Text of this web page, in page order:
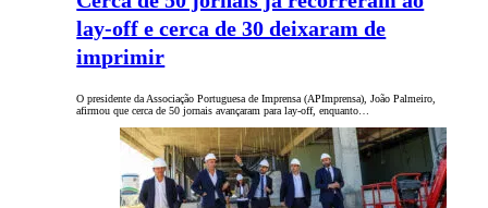
lay-off e cerca de 30 deixaram de
imprimir
O presidente da Associação Portuguesa de Imprensa (APImprensa), João Palmeiro,
afirmou que cerca de 50 jornais avançaram para lay-off, enquanto…